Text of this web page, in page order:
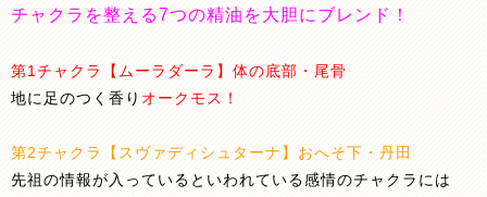
チャクラを整える7つの精油を大胆にブレンド！
第1チャクラ【ムーラダーラ】体の底部・尾骨
地に足のつく香り オークモス！
第2チャクラ【スヴァディシュターナ】おへそ下・丹田
先祖の情報が入っているといわれている感情のチャクラには